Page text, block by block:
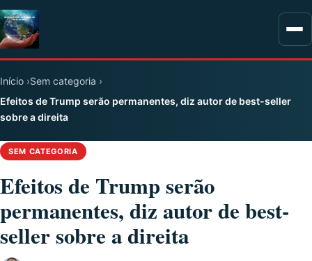
Início Sem categoria
Efeitos de Trump serão permanentes, diz autor de best-seller
sobre a direita
SEM CATEGORIA
Efeitos de Trump serão
permanentes, diz autor de best-
seller sobre a direita